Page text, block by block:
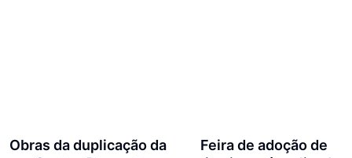
Obras da duplicação da
Feira de adoção de